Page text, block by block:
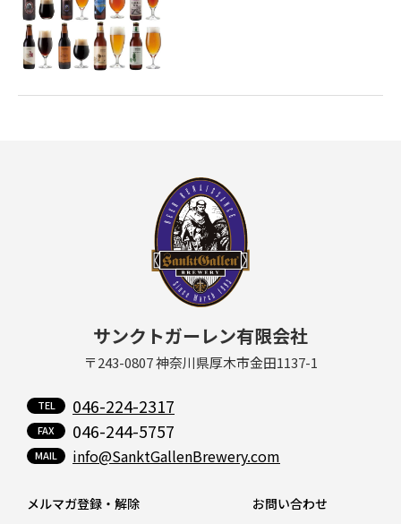
サンクトガーレン有限会社
〒243-0807 神奈川県厚木市金田1137-1
046-224-2317
046-244-5757
info@SanktGallenBrewery.com
メルマガ登録・解除
お問い合わせ